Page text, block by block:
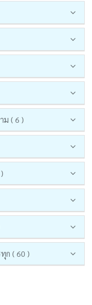
ม ( 6 )
ก ( 60 )